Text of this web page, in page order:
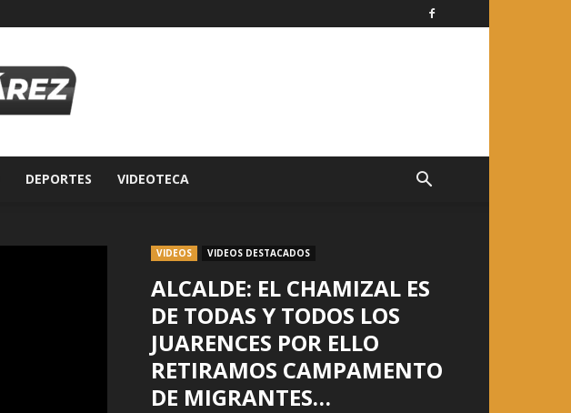
DEPORTES VIDEOTECA
VIDEOS VIDEOS DESTACADOS
ALCALDE: EL CHAMIZAL ES
DE TODAS Y TODOS LOS
JUARENCES POR ELLO
RETIRAMOS CAMPAMENTO
DE MIGRANTES…